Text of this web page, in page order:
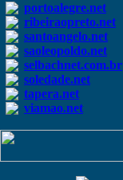
portoalegre.net
ribeiraopreto.net
santoangelo.net
saoleopoldo.net
selbachnet.com.br
soledade.net
tapera.net
viamao.net